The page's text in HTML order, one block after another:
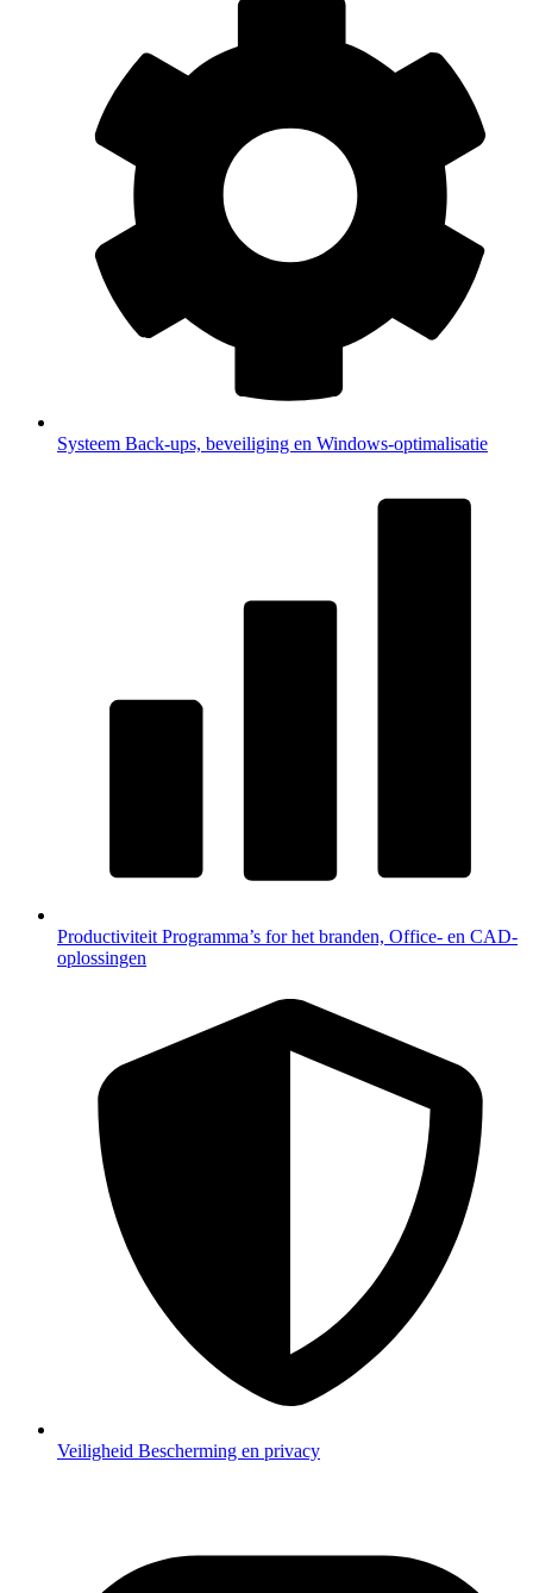
Systeem Back-ups, beveiliging en Windows-optimalisatie
Productiviteit Programma’s for het branden, Office- en CAD-
oplossingen
Veiligheid Bescherming en privacy